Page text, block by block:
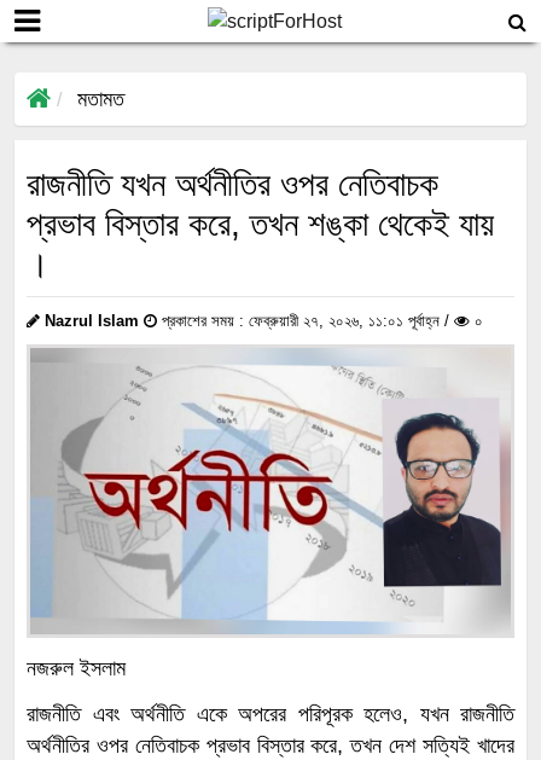
মতামত
রাজনীতি যখন অর্থনীতির ওপর নেতিবাচক
প্রভাব বিস্তার করে, তখন শঙ্কা থেকেই যায়
।
Nazrul Islam প্রকাশের সময় : ফেব্রুয়ারী ২৭, ২০২৬, ১১:০১ পূর্বাহ্ন / ০
নজরুল ইসলাম
রাজনীতি এবং অর্থনীতি একে অপরের পরিপূরক হলেও, যখন রাজনীতি
অর্থনীতির ওপর নেতিবাচক প্রভাব বিস্তার করে, তখন দেশ সত্যিই খাদের